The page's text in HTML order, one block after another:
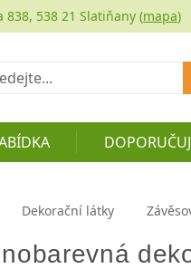
838, 538 21 Slatiňany (mapa)
Dekorační látky